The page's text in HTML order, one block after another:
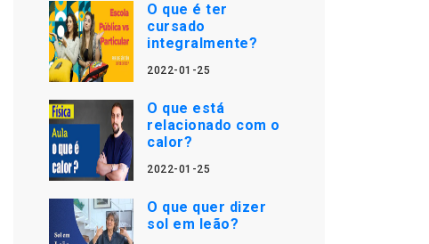
O que é ter
cursado
integralmente?
2022-01-25
O que está
relacionado com o
calor?
2022-01-25
O que quer dizer
sol em leão?